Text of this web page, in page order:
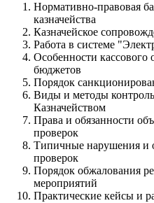
Нормативно-правовая
казначейства
Казначейское
Работа в системе
Особенности
бюджетов
Порядок
Виды и методы
Казначейством
Права и обязанности
проверок
Типичные нарушения и
проверок
Порядок обжалования
мероприятий
Практические кейсы и